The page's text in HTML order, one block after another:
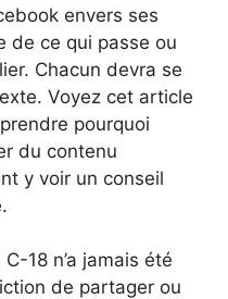
envers ses
de ce qui passe ou
Chacun devra se
Voyez cet article
pourquoi
du contenu
y voir un conseil
18 n’a jamais été
de partager ou